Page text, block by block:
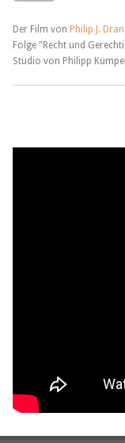
Der Film von Philip J.
Folge "Recht und
Studio von Philipp